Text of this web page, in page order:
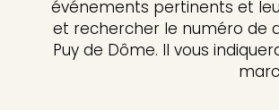
événements pertinents et
et rechercher le numéro de
Puy de Dôme. Il vous